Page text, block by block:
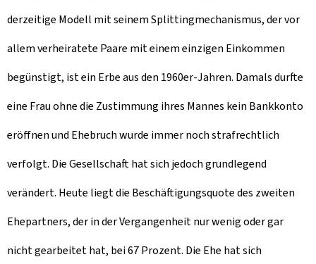
derzeitige Modell mit seinem Splittingmechanismus, der vor
allem verheiratete Paare mit einem einzigen Einkommen
begünstigt, ist ein Erbe aus den 1960er-Jahren. Damals durfte
eine Frau ohne die Zustimmung ihres Mannes kein Bankkonto
eröffnen und Ehebruch wurde immer noch strafrechtlich
verfolgt. Die Gesellschaft hat sich jedoch grundlegend
verändert. Heute liegt die Beschäftigungsquote des zweiten
Ehepartners, der in der Vergangenheit nur wenig oder gar
nicht gearbeitet hat, bei 67 Prozent. Die Ehe hat sich